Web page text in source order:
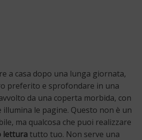
a casa dopo una lunga giornata,
preferito e sprofondare in una
da una coperta morbida, con
illumina le pagine. Questo non è un
ma qualcosa che puoi realizzare
lettura tutto tuo. Non serve una